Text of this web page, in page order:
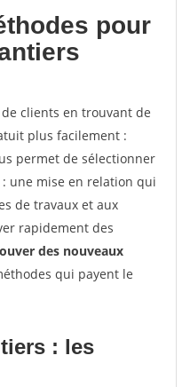
pour
clients en trouvant de
plus facilement :
permet de sélectionner
une mise en relation qui
de travaux et aux
rapidement des
des nouveaux
qui payent le
: les